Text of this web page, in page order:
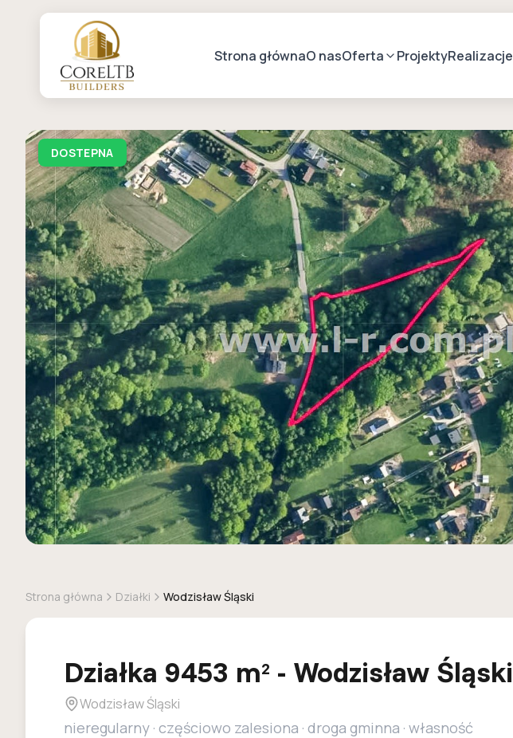
Strona głównaO nasOferta ProjektyRealizacje
DOSTEPNA
Strona główna Działki Wodzisław Śląski
Działka 9453 m2 - Wodzisław Śląski
Wodzisław Śląski
nieregularny · częściowo zalesiona · droga gminna · własność